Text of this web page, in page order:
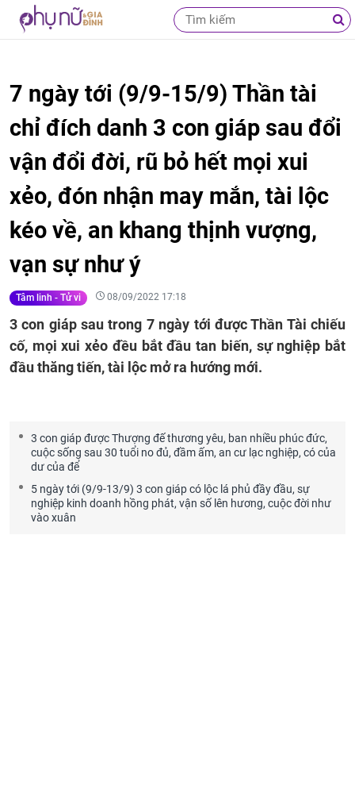
7 ngày tới (9/9-15/9) Thần tài
chỉ đích danh 3 con giáp sau đổi
vận đổi đời, rũ bỏ hết mọi xui
xẻo, đón nhận may mắn, tài lộc
kéo về, an khang thịnh vượng,
vạn sự như ý
Tâm linh - Tử vi 08/09/2022 17:18
3 con giáp sau trong 7 ngày tới được Thần Tài chiếu
cố, mọi xui xẻo đều bắt đầu tan biến, sự nghiệp bắt
đầu thăng tiến, tài lộc mở ra hướng mới.
3 con giáp được Thượng đế thương yêu, ban nhiều phúc đức,
cuộc sống sau 30 tuổi no đủ, đầm ấm, an cư lạc nghiệp, có của
dư của để
5 ngày tới (9/9-13/9) 3 con giáp có lộc lá phủ đầy đầu, sự
nghiệp kinh doanh hồng phát, vận số lên hương, cuộc đời như
vào xuân